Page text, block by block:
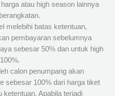
atau high season lainnya
melebihi batas ketentuan,
pembayaran sebelumnya
sebesar 50% dan untuk high
calon penumpang akan
sebesar 100% dari harga tiket
ketentuan. Apabila terjadi